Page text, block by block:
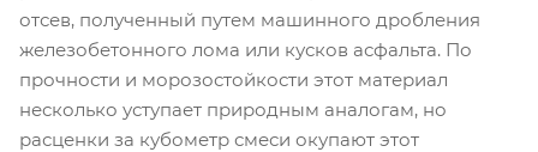
отсев, полученный путем машинного дробления
железобетонного лома или кусков асфальта. По
прочности и морозостойкости этот материал
несколько уступает природным аналогам, но
расценки за кубометр смеси окупают этот